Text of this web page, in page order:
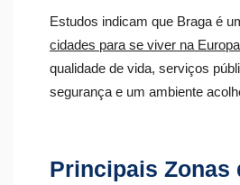
Estudos indicam que Braga é
cidades para se viver na Europa
qualidade de vida, serviços
segurança e um ambiente
Principais Zonas